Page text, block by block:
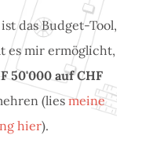
ist das Budget-Tool,
es mir ermöglicht,
50'000 auf CHF
(liesmeine
hier).